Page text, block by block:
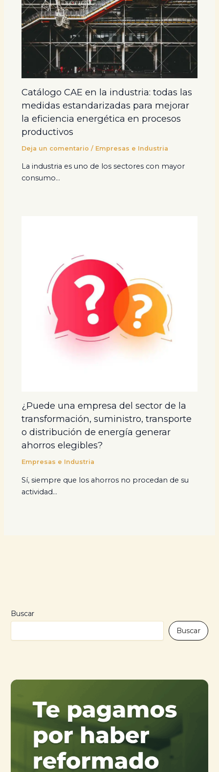
Catálogo CAE en la industria: todas las
medidas estandarizadas para mejorar
la eficiencia energética en procesos
productivos
Deja un comentario / Empresas e Industria
La industria es uno de los sectores con mayor
consumo…
¿Puede una empresa del sector de la
transformación, suministro, transporte
o distribución de energía generar
ahorros elegibles?
Empresas e Industria
Sí, siempre que los ahorros no procedan de su
actividad…
Buscar
Buscar